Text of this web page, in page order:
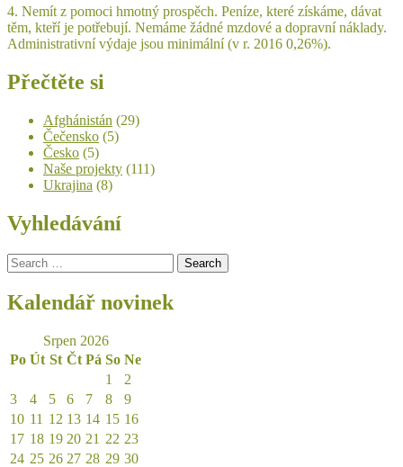
4. Nemít z pomoci hmotný prospěch. Peníze, které získáme, dávat
těm, kteří je potřebují. Nemáme žádné mzdové a dopravní náklady.
Administrativní výdaje jsou minimální (v r. 2016 0,26%).
Přečtěte si
Afghánistán (29)
Čečensko (5)
Česko (5)
Naše projekty (111)
Ukrajina (8)
Vyhledávání
Search
for:
Kalendář novinek
Srpen 2026
Po Út St Čt Pá So Ne
1
2
3
4 5 6 7 8
9
10 11 12 13 14 15 16
17 18 19 20 21 22 23
24 25 26 27 28 29 30